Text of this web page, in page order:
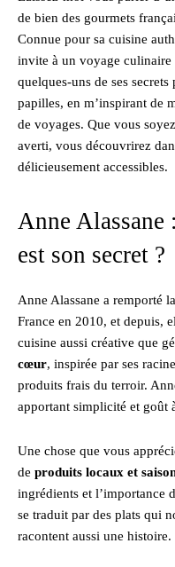
de bien des gourmets
Connue pour sa cuisine
invite à un voyage culinaire
quelques-uns de ses
papilles, en m’inspirant de
de voyages. Que vous
averti, vous découvrirez
délicieusement accessibles.
Anne Alassane
est son secret ?
Anne Alassane a remporté
France en 2010, et depuis,
cuisine aussi créative que
cœur, inspirée par ses
produits frais du terroir.
apportant simplicité et goût
Une chose que vous
de produits locaux et
ingrédients et l’importance
se traduit par des plats qui
racontent aussi une histoire.